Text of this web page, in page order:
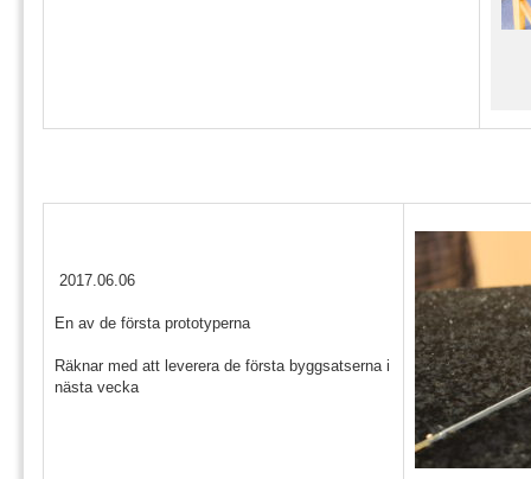
2017.06.06
En av de första prototyperna
Räknar med att leverera de första byggsatserna i
nästa vecka